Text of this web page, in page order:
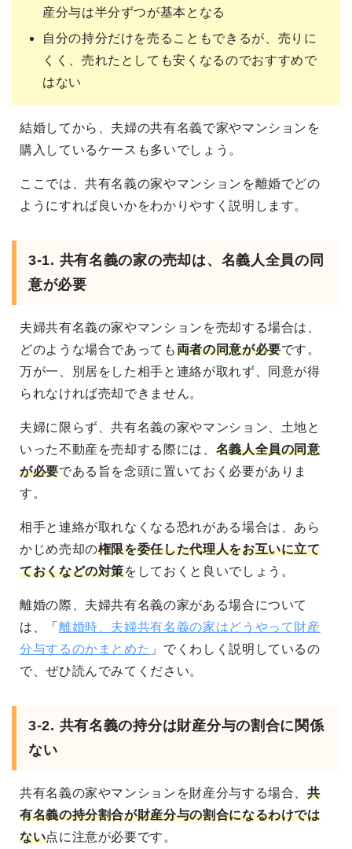
産分与は半分ずつが基本となる
自分の持分だけを売ることもできるが、売りに
くく、売れたとしても安くなるのでおすすめで
はない
結婚してから、夫婦の共有名義で家やマンションを
購入しているケースも多いでしょう。
ここでは、共有名義の家やマンションを離婚でどの
ようにすれば良いかをわかりやすく説明します。
3-1. 共有名義の家の売却は、名義人全員の同
意が必要
夫婦共有名義の家やマンションを売却する場合は、
どのような場合であっても両者の同意が必要です。
万が一、別居をした相手と連絡が取れず、同意が得
られなければ売却できません。
夫婦に限らず、共有名義の家やマンション、土地と
いった不動産を売却する際には、 名義人全員の同意
が必要である旨を念頭に置いておく必要がありま
す。
相手と連絡が取れなくなる恐れがある場合は、あら
かじめ売却の権限を委任した代理人をお互いに立て
ておくなどの対策をしておくと良いでしょう。
離婚の際、夫婦共有名義の家がある場合について
は、「 離婚時、夫婦共有名義の家はどうやって財産
分与するのかまとめた 」でくわしく説明しているの
で、ぜひ読んでみてください。
3-2. 共有名義の持分は財産分与の割合に関係
ない
共有名義の家やマンションを財産分与する場合、共
有名義の持分割合が財産分与の割合になるわけでは
ない点に注意が必要です。